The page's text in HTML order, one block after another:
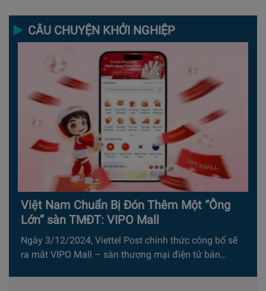
CÂU CHUYỆN KHỞI NGHIỆP
Việt Nam Chuẩn Bị Đón Thêm Một “Ông
Lớn” sàn TMĐT: VIPO Mall
Ngày 3/12/2024, Viettel Post chính thức công bố sẽ
ra mắt VIPO Mall – sàn thương mại điện tử bán…